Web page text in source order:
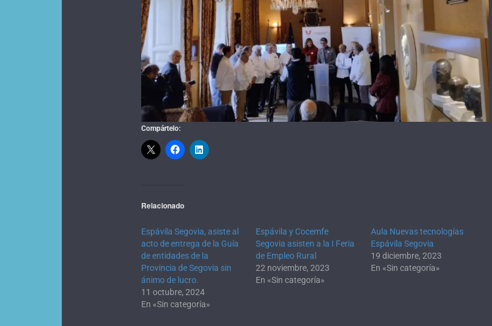
Compártelo:
Relacionado
Espávila Segovia, asiste al
acto de entrega de la Guía
de entidades de la
Provincia de Segovia sin
ánimo de lucro.
11 octubre, 2024
En «Sin categoría»
Espávila y Cocemfe
Segovia asisten a la I Feria
de Empleo Rural
22 noviembre, 2023
En «Sin categoría»
Aula Nuevas tecnologías
Espávila Segovia
19 diciembre, 2023
En «Sin categoría»